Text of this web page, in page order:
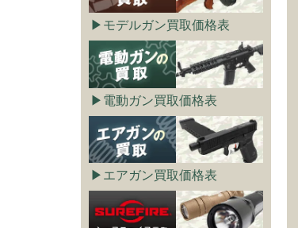
モデルガン買取価格表
電動ガン買取価格表
エアガン買取価格表